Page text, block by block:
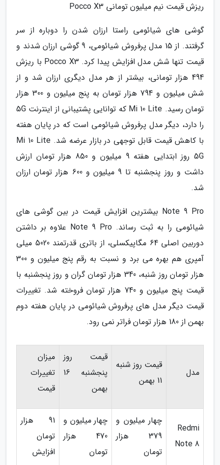
ریزش قیمت نیم میلیون تومانی Pocco X3
گوشی های شیائومی راستا ارزان شدن را دوباره از سر
گرفتند. از 15 مدل پرفروش شیائومی، 9 گوشی ارزان شدند و
قیمت تنها شش مدل افزایش پیدا کرد. Pocco X3 با ریزش
494 هزار تومانی، بیشتر از هر مدل دیگری ارزان شد و از
شش میلیون و 794 هزار تومان به پنج میلیون و 300 هزار
تومان رسید. Mi 10 Lite که توانایی پشتیبانی از اینترنت 5G
را دارد، دیگر مدل پرفروش شیائومی است که در پایان هفته
با کاهش قیمت قابل توجهی در بازار عرضه شد. Mi 10 Lite
5G روز ابتدایی هفته 9 میلیون و 850 هزار تومان ارزش
داشت و روز پنجشنبه تا 9 میلیون و 600 هزار تومان ارزان
شد.
Note 9 Pro بیشترین افزایش قیمت در بین گوشی های
شیائومی را به ثبت رساند. Note 9 Pro علاوه بر داشتن
دوربین اصلی 64 مگاپیکسلی، از باتری قدرتمند 5020 میلی
آمپری هم بهره می برد و نسبت به رقم پنج میلیون و 300
هزار تومان روز شنبه، 340 هزار تومان گران و روز پنجشنبه با
قیمت پنج میلیون و 740 هزار تومان فروخته شد. تغییرات
قیمت دیگر مدل های پرفروش شیائومی در پایان هفته دوم
بهمن از 180 هزار تومان فراتر نمی رود.
مدل
قیمت روز شنبه
11 بهمن
قیمت روز
پنجشنبه 16
بهمن
میزان
تغییرات
قیمت
Redmi
Note 8
چهار میلیون و
379 هزار
تومان
چهار میلیون و
470 هزار
تومان
91 هزار
تومان
افزایش